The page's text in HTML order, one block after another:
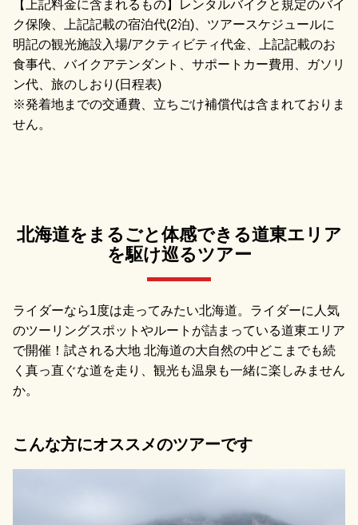
【上記料金に含まれるもの】レンタルバイクと規定のバイ
ク保険、上記記載の宿泊代(2泊)、ツアースケジュールに
明記の観光施設入場/アクティビティ代金、上記記載のお
食事代、バイクアテンダント、サポートカー費用、ガソリ
ン代、旅のしおり(日程表)
※発着地までの交通費、立ちごけ補償代は含まれておりま
せん。
北海道をまるごと体感できる道東エリア
を駆け巡るツアー
ライダーなら1度は走ってみたい北海道。ライダーに人気
のツーリングスポットやルートが詰まっている道東エリア
で開催！試される大地 北海道の大自然の中どこまでも続
く真っ直ぐな道を走り、観光も温泉も一緒に楽しみません
か。
こんな方にオススメのツアーです